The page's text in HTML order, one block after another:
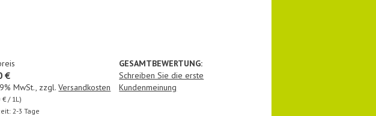
€
MwSt., zzgl.Versandkosten
€ / 1L)
2-3 Tage
GESAMTBEWERTUNG:
Schreiben Sie die erste
Kundenmeinung